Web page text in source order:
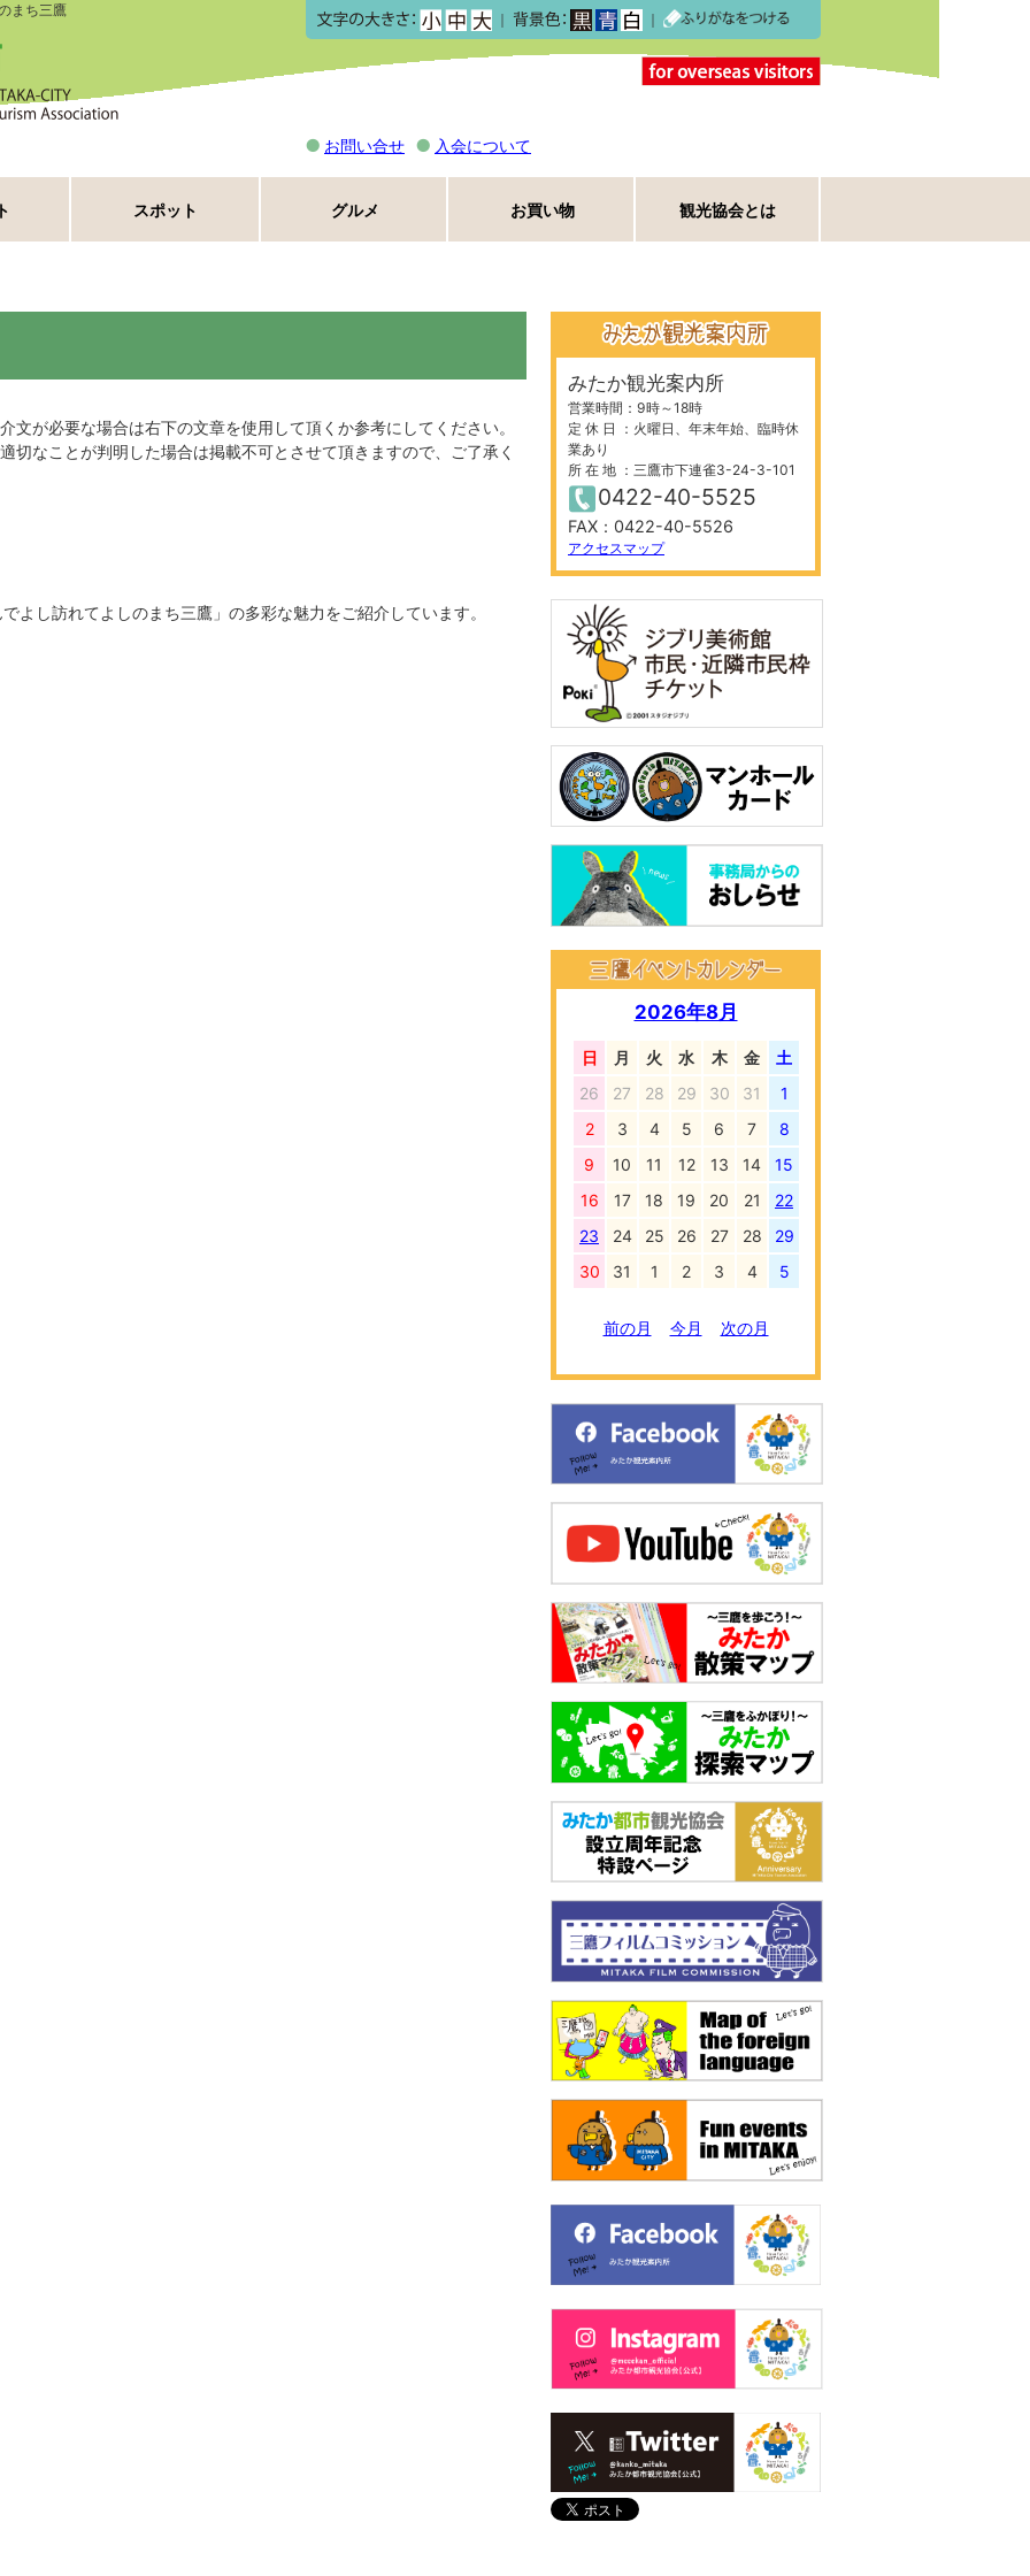
まち三鷹
｜ ｜
お問い合せ 入会について
スポット グルメ お買い物 観光協会とは
文が必要な場合は右下の文章を使用して頂くか参考にしてください。
切なことが判明した場合は掲載不可とさせて頂きますので、ご了承く
よし訪れてよしのまち三鷹」の多彩な魅力をご紹介しています。
みたか観光案内所
営業時間：9時～18時
定 休 日 ：火曜日、年末年始、臨時休
業あり
所 在 地 ：三鷹市下連雀3-24-3-101
0422-40-5525
FAX：0422-40-5526
アクセスマップ
2026年8月
日 月 火 水 木 金
土
26
27 28 29 30 31
1
2
3 4 5 6 7
8
9
10 11 12 13 14
15
16
17 18 19 20 21
22
23
24 25 26 27 28
29
30
31 1 2 3 4 5
前の月 今月 次の月